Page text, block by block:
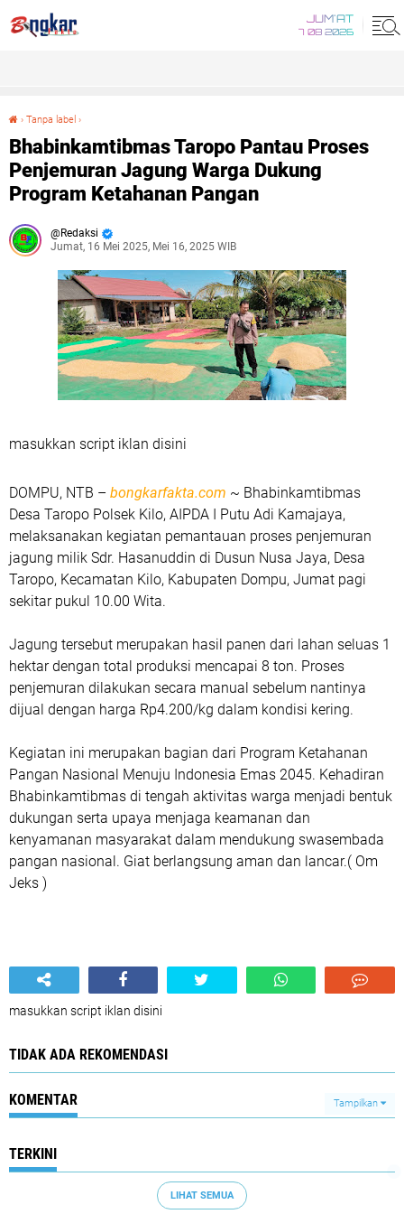
JUM'AT
7 08 2026
› Tanpa label ›
Bhabinkamtibmas Taropo Pantau Proses
Penjemuran Jagung Warga Dukung
Program Ketahanan Pangan
Redaksi
Jumat, 16 Mei 2025, Mei 16, 2025 WIB
masukkan script iklan disini
DOMPU, NTB – bongkarfakta.com ~ Bhabinkamtibmas
Desa Taropo Polsek Kilo, AIPDA I Putu Adi Kamajaya,
melaksanakan kegiatan pemantauan proses penjemuran
jagung milik Sdr. Hasanuddin di Dusun Nusa Jaya, Desa
Taropo, Kecamatan Kilo, Kabupaten Dompu, Jumat pagi
sekitar pukul 10.00 Wita.
Jagung tersebut merupakan hasil panen dari lahan seluas 1
hektar dengan total produksi mencapai 8 ton. Proses
penjemuran dilakukan secara manual sebelum nantinya
dijual dengan harga Rp4.200/kg dalam kondisi kering.
Kegiatan ini merupakan bagian dari Program Ketahanan
Pangan Nasional Menuju Indonesia Emas 2045. Kehadiran
Bhabinkamtibmas di tengah aktivitas warga menjadi bentuk
dukungan serta upaya menjaga keamanan dan
kenyamanan masyarakat dalam mendukung swasembada
pangan nasional. Giat berlangsung aman dan lancar.( Om
Jeks )
masukkan script iklan disini
TIDAK ADA REKOMENDASI
KOMENTAR Tampilkan
TERKINI
LIHAT SEMUA